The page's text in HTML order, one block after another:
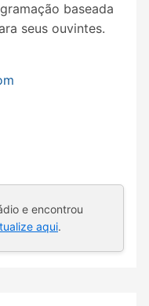
baseada
seus ouvintes.
e encontrou
aqui.